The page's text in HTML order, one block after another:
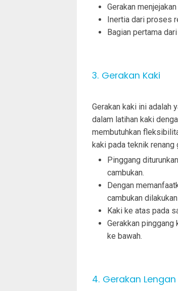
Gerakan
Inertia dari proses
Bagian pertama
3. Gerakan Kaki
Gerakan kaki ini adalah
dalam latihan kaki
membutuhkan
kaki pada teknik renang
Pinggang
cambukan.
Dengan
cambukan
Kaki ke atas pada
Gerakkan
ke bawah.
4. Gerakan Lengan